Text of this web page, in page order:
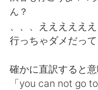
Español
Français
ん？
、、、えええええ
行っちゃダメだっ
確かに直訳すると
「you can not go